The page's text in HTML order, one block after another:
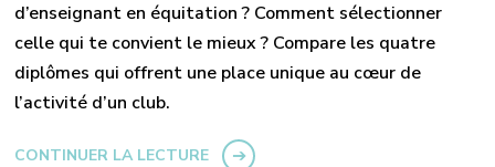
d’enseignant en équitation ? Comment sélectionner
celle qui te convient le mieux ? Compare les quatre
diplômes qui offrent une place unique au cœur de
l’activité d’un club.
CONTINUER LA LECTURE